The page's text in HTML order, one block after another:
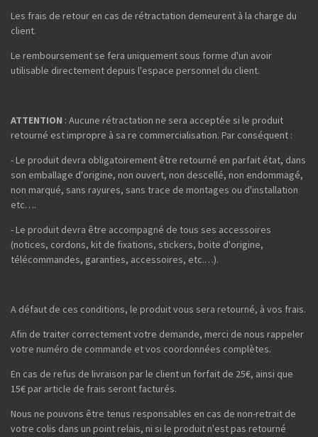
Les frais de retour en cas de rétractation demeurent à la charge du
client.
Le remboursement se fera uniquement sous forme d'un avoir
utilisable directement depuis l'espace personnel du client.
ATTENTION : Aucune rétractation ne sera acceptée si le produit
retourné est impropre à sa re commercialisation. Par conséquent :
- Le produit devra obligatoirement être retourné en parfait état, dans
son emballage d'origine, non ouvert, non descellé, non endommagé,
non marqué, sans rayures, sans trace de montages ou d'installation
etc….
- Le produit devra être accompagné de tous ses accessoires
(notices, cordons, kit de fixations, stickers, boite d'origine,
télécommandes, garanties, accessoires, etc.…).
A défaut de ces conditions, le produit vous sera retourné, à vos frais.
Afin de traiter correctement votre demande, merci de nous rappeler
votre numéro de commande et vos coordonnées complètes.
En cas de refus de livraison par le client un forfait de 25€, ainsi que
15€ par article de frais seront facturés.
Nous ne pouvons être tenus responsables en cas de non-retrait de
votre colis dans un point relais, ni si le produit n'est pas retourné